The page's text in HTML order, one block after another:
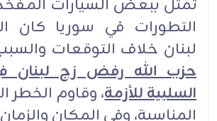
تمثل ببعض السيارات
التطورات في سوريا كان
لبنان خلاف التوقعات
حزب الله رفض زج لبنان
السلبية للأزمة، وقاوم الخطر
المناسبة، وفي المكان